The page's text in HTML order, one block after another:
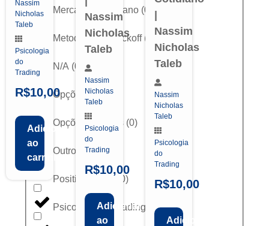
Mercado Americano (0
Metodologia Wyckoff ( )
N/A (0
Opções(0)
Opções Binárias (0)
Outros (0)
Position Trade 0)
Psicologia do Trading 0)
Nassim
Nicholas
Taleb
Psicologia
do
Trading
R$10,00
Adicionar
ao
carrinho
Nassim
Nicholas
Taleb
Nassim
Nicholas
Taleb
Psicologia
do
Trading
R$10,00
Adicionar
ao
|
Nassim
Nicholas
Taleb
Nassim
Nicholas
Taleb
Psicologia
do
Trading
R$10,00
Adicionar